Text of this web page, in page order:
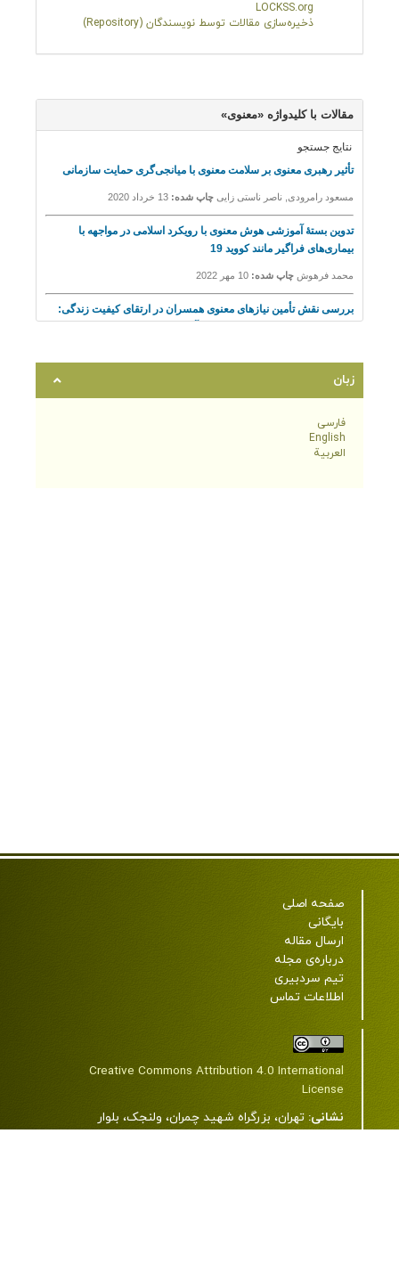
LOCKSS.org
ذخیره‌سازی مقالات توسط نویسندگان (Repository)
زبان
فارسی
English
العربية
صفحه اصلی
بایگانی
ارسال مقاله
درباره‌ی مجله
تیم سردبیری
اطلاعات تماس
Creative Commons Attribution 4.0 International
License
نشانی: تهران، بزرگراه شهید چمران، ولنجک، بلوار